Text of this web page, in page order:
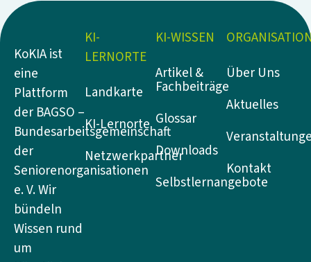
KoKIA ist
eine
Plattform
der BAGSO –
Bundesarbeitsgemeinschaft
der
Seniorenorganisationen
e. V. Wir
bündeln
Wissen rund
um
KI-
LERNORTE
Landkarte
KI-Lernorte
Netzwerkpartner
KI-WISSEN
Artikel &
Fachbeiträge
Glossar
Downloads
Selbstlernangebote
Über Uns
Aktuelles
Kontakt